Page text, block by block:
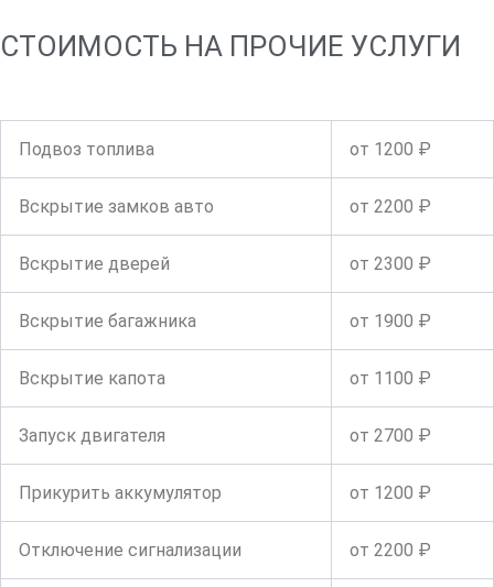
СТОИМОСТЬ НА ПРОЧИЕ УСЛУГИ
Подвоз топлива от 1200 ₽
Вскрытие замков авто от 2200 ₽
Вскрытие дверей от 2300 ₽
Вскрытие багажника от 1900 ₽
Вскрытие капота от 1100 ₽
Запуск двигателя от 2700 ₽
Прикурить аккумулятор от 1200 ₽
Отключение сигнализации от 2200 ₽